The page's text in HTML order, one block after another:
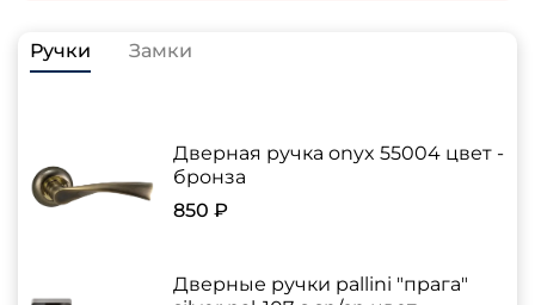
Ручки Замки
Дверная ручка onyx 55004 цвет -
бронза
850 ₽
Дверные ручки pallini "прага"